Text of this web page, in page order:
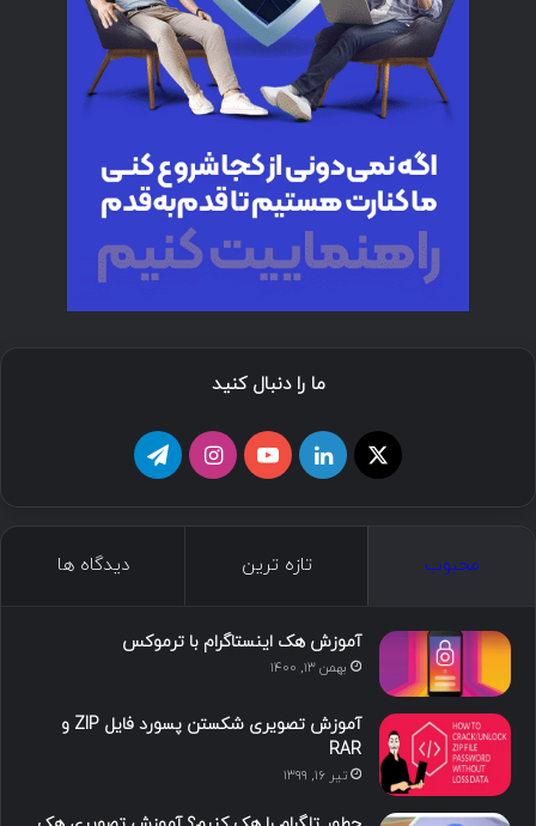
ما را دنبال کنید
د
ی
ن
و
ت
گ
ا
محبوب تازه ترین دیدگاه ها
آموزش هک اینستاگرام با ترموکس
بهمن ۱۳, ۱۴۰۰
آموزش تصویری شکستن پسورد فایل ZIP و
RAR
تیر ۱۶, ۱۳۹۹